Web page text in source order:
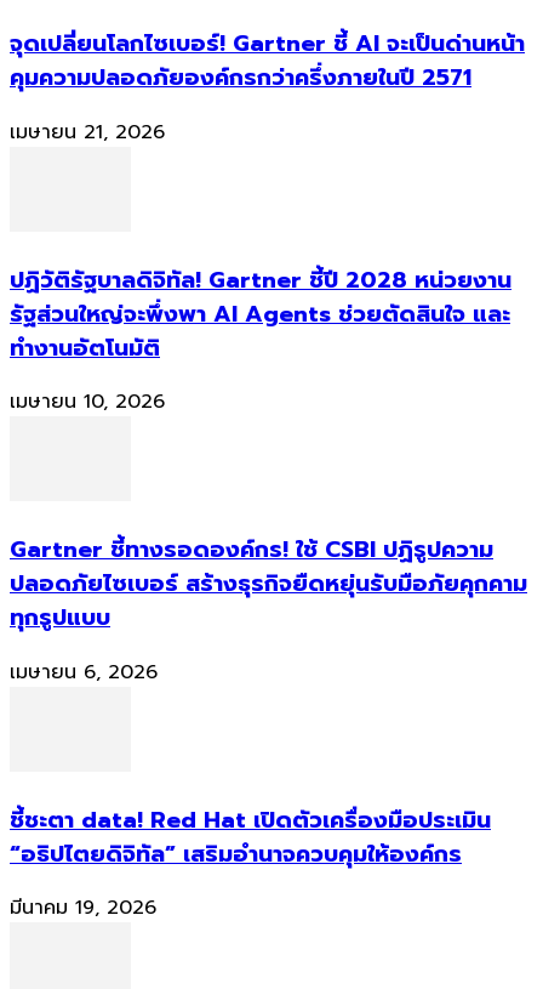
จุดเปลี่ยนโลกไซเบอร์! Gartner ชี้ AI จะเป็นด่านหน้า
คุมความปลอดภัยองค์กรกว่าครึ่งภายในปี 2571
เมษายน 21, 2026
ปฏิวัติรัฐบาลดิจิทัล! Gartner ชี้ปี 2028 หน่วยงาน
รัฐส่วนใหญ่จะพึ่งพา AI Agents ช่วยตัดสินใจ และ
ทำงานอัตโนมัติ
เมษายน 10, 2026
Gartner ชี้ทางรอดองค์กร! ใช้ CSBI ปฏิรูปความ
ปลอดภัยไซเบอร์ สร้างธุรกิจยืดหยุ่นรับมือภัยคุกคาม
ทุกรูปแบบ
เมษายน 6, 2026
ชี้ชะตา data! Red Hat เปิดตัวเครื่องมือประเมิน
“อธิปไตยดิจิทัล” เสริมอำนาจควบคุมให้องค์กร
มีนาคม 19, 2026